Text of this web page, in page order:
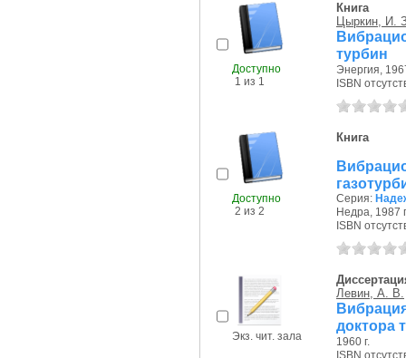
Доступно
1 из 1
Книга
Цыркин, И.
турбин
Энергия,
ISBN
Доступно
2 из 2
Книга
Серия:
Недра, 1987
ISBN
Экз. чит. зала
Левин, А. В.
доктора
1960 г.
ISBN